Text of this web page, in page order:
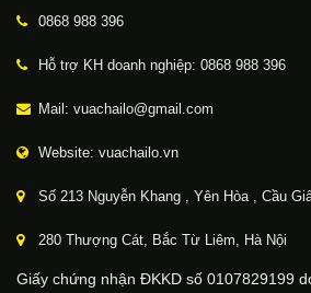
0868 988 396
Hỗ trợ KH doanh nghiệp: 0868 988 396
Mail: vuachailo@gmail.com
Website: vuachailo.vn
Số 213 Nguyễn Khang , Yên Hòa , Cầu
280 Thượng Cát, Bắc Từ Liêm, Hà Nội
Giấy chứng nhận ĐKKD số 0107829199